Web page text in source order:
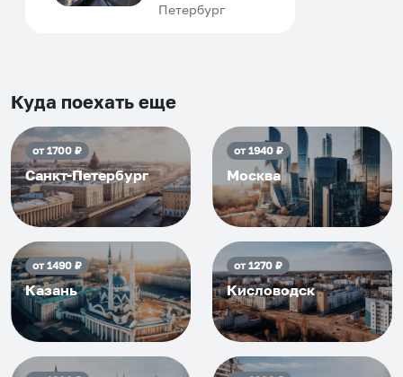
договориться, подскажет
приезжать еще...
Петербург
Куда поехать еще
от1700₽
Санкт-Петербург
от1940₽
Москва
от1490₽
Казань
от1270₽
Кисловодск